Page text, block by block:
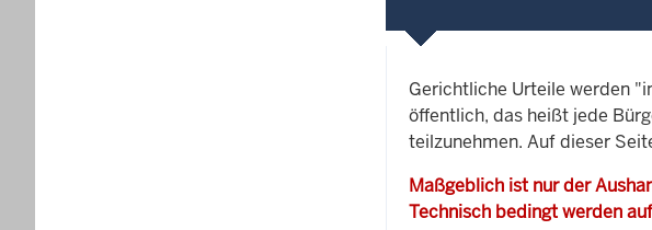
Gerichtliche Urteile werden
öffentlich, das heißt jede
teilzunehmen. Auf dieser
Maßgeblich ist nur der
Technisch bedingt werden